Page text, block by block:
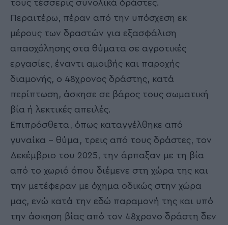
τους τέσσερις συνολικά δράστες.
Περαιτέρω, πέραν από την υπόσχεση εκ
μέρους των δραστών για εξασφάλιση
απασχόλησης στα θύματα σε αγροτικές
εργασίες, έναντι αμοιβής και παροχής
διαμονής, ο 48χρονος δράστης, κατά
περίπτωση, άσκησε σε βάρος τους σωματική
βία ή λεκτικές απειλές.
Επιπρόσθετα, όπως καταγγέλθηκε από
γυναίκα – θύμα, τρεις από τους δράστες, τον
Δεκέμβριο του 2025, την άρπαξαν με τη βία
από το χωριό όπου διέμενε στη χώρα της και
την μετέφεραν με όχημα οδικώς στην χώρα
μας, ενώ κατά την εδώ παραμονή της και υπό
την άσκηση βίας από τον 48χρονο δράστη δεν